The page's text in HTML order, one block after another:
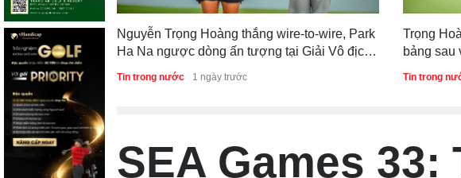
Nguyễn Trọng Hoàng thắng wire-to-wire, Park
Ha Na ngược dòng ấn tượng tại Giải Vô địch
Golf Trẻ Quốc gia 2026
Tin trong nước 1 ngày trước
Trọng
bảng sau
Tin trong
SEA Games 33: